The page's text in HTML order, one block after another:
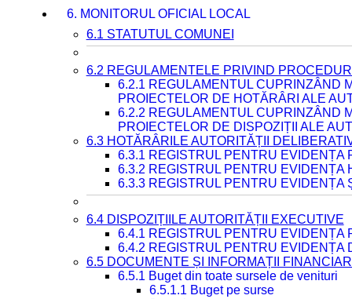
6. MONITORUL OFICIAL LOCAL
6.1 STATUTUL COMUNEI
6.2 REGULAMENTELE PRIVIND
6.2.1 REGULAMENTUL CUPRINZÂND
PROIECTELOR DE HOTĂRÂRI ALE
6.2.2 REGULAMENTUL CUPRINZÂND
PROIECTELOR DE DISPOZIȚII ALE
6.3 HOTĂRÂRILE AUTORITĂȚII
6.3.1 REGISTRUL PENTRU EVIDENȚA
6.3.2 REGISTRUL PENTRU EVIDENȚA
6.3.3 REGISTRUL PENTRU EVIDENȚA
6.4 DISPOZIȚIILE AUTORITĂȚII EXECUTIVE
6.4.1 REGISTRUL PENTRU EVIDENȚA
6.4.2 REGISTRUL PENTRU EVIDENȚA
6.5 DOCUMENTE ȘI INFORMAȚII
6.5.1 Buget din toate sursele de venituri
6.5.1.1 Buget pe surse